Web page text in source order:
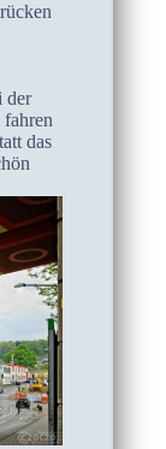
der
das